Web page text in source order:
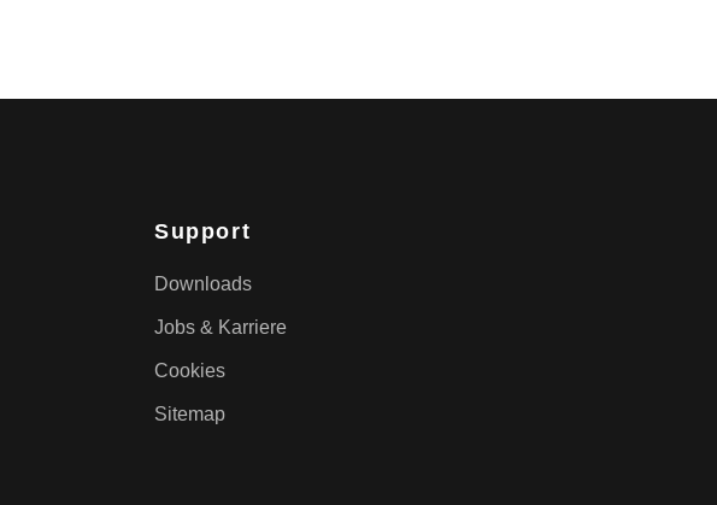
Support
Downloads
Jobs & Karriere
Cookies
Sitemap